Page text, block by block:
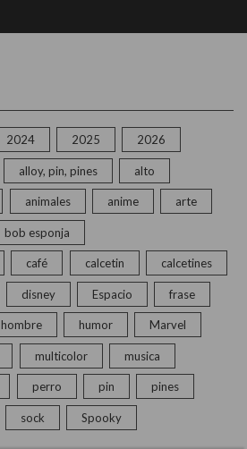
2024 2025 2026
alloy, pin, pines alto
animales anime arte
bob esponja
café calcetin calcetines
disney Espacio frase
hombre humor Marvel
multicolor musica
perro pin pines
sock Spooky